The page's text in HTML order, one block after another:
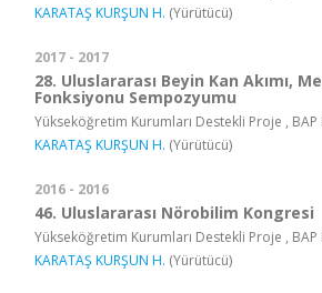
KARATAŞ KURŞUN H. (Yürütücü)
2017 - 2017
28. Uluslararası Beyin Kan Akımı,
Fonksiyonu Sempozyumu
Yükseköğretim Kurumları Destekli Proje ,
KARATAŞ KURŞUN H. (Yürütücü)
2016 - 2016
46. Uluslararası Nörobilim Kongresi
Yükseköğretim Kurumları Destekli Proje ,
KARATAŞ KURŞUN H. (Yürütücü)